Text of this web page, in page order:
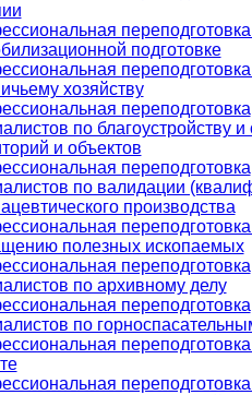
подготовке
хозяйству
переподготовка
по благоустройству
и объектов
переподготовка
по валидации
производства
полезных ископаемых
переподготовка
по архивному делу
переподготовка
по